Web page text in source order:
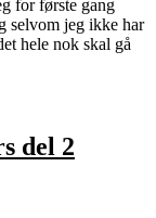
for første gang
selvom jeg ikke har
hele nok skal gå
del 2